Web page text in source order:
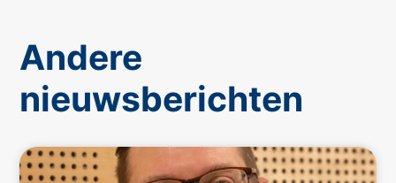
Andere
nieuwsberichten